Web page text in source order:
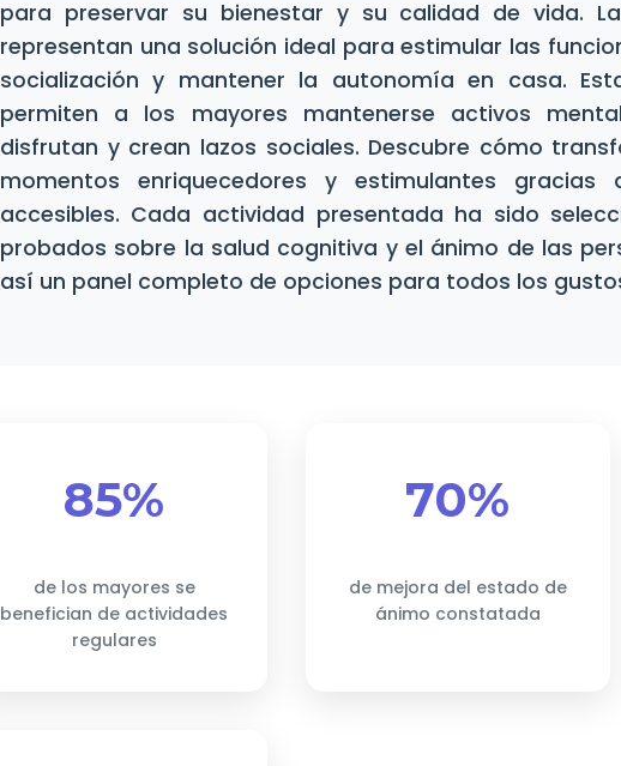
para preservar su bienestar y su calidad de vida.
representan una solución ideal para estimular las
socialización y mantener la autonomía en casa.
permiten a los mayores mantenerse activos
disfrutan y crean lazos sociales. Descubre cómo
momentos enriquecedores y estimulantes
accesibles. Cada actividad presentada ha sido
probados sobre la salud cognitiva y el ánimo de las
así un panel completo de opciones para todos los
85%
de los mayores se
benefician de actividades
regulares
70%
de mejora del estado de
ánimo constatada